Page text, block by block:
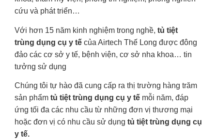
cứu và phát triển…
Với hơn 15 năm kinh nghiệm trong nghề, tủ tiệt
trùng dụng cụ y tế của Airtech Thế Long được đông
đảo các cơ sở y tế, bệnh viện, cơ sở nha khoa… tin
tưởng sử dụng
Chúng tôi tự hào đã cung cấp ra thị trường hàng trăm
sản phẩm tủ tiệt trùng dụng cụ y tế mỗi năm, đáp
ứng tối đa các nhu cầu từ những đơn vị thương mại
hoặc đơn vị có nhu cầu sử dụng tủ tiệt trùng dụng cụ
y tế.